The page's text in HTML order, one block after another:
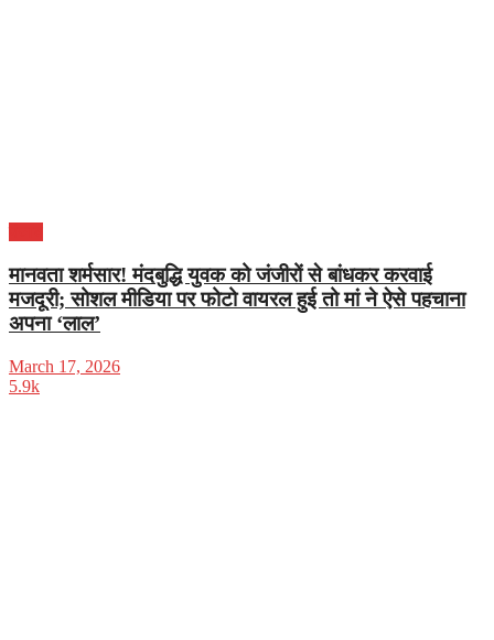
मानवता शर्मसार! मंदबुद्धि युवक को जंजीरों से बांधकर करवाई
मजदूरी; सोशल मीडिया पर फोटो वायरल हुई तो मां ने ऐसे पहचाना
अपना ‘लाल’
March 17, 2026
5.9k